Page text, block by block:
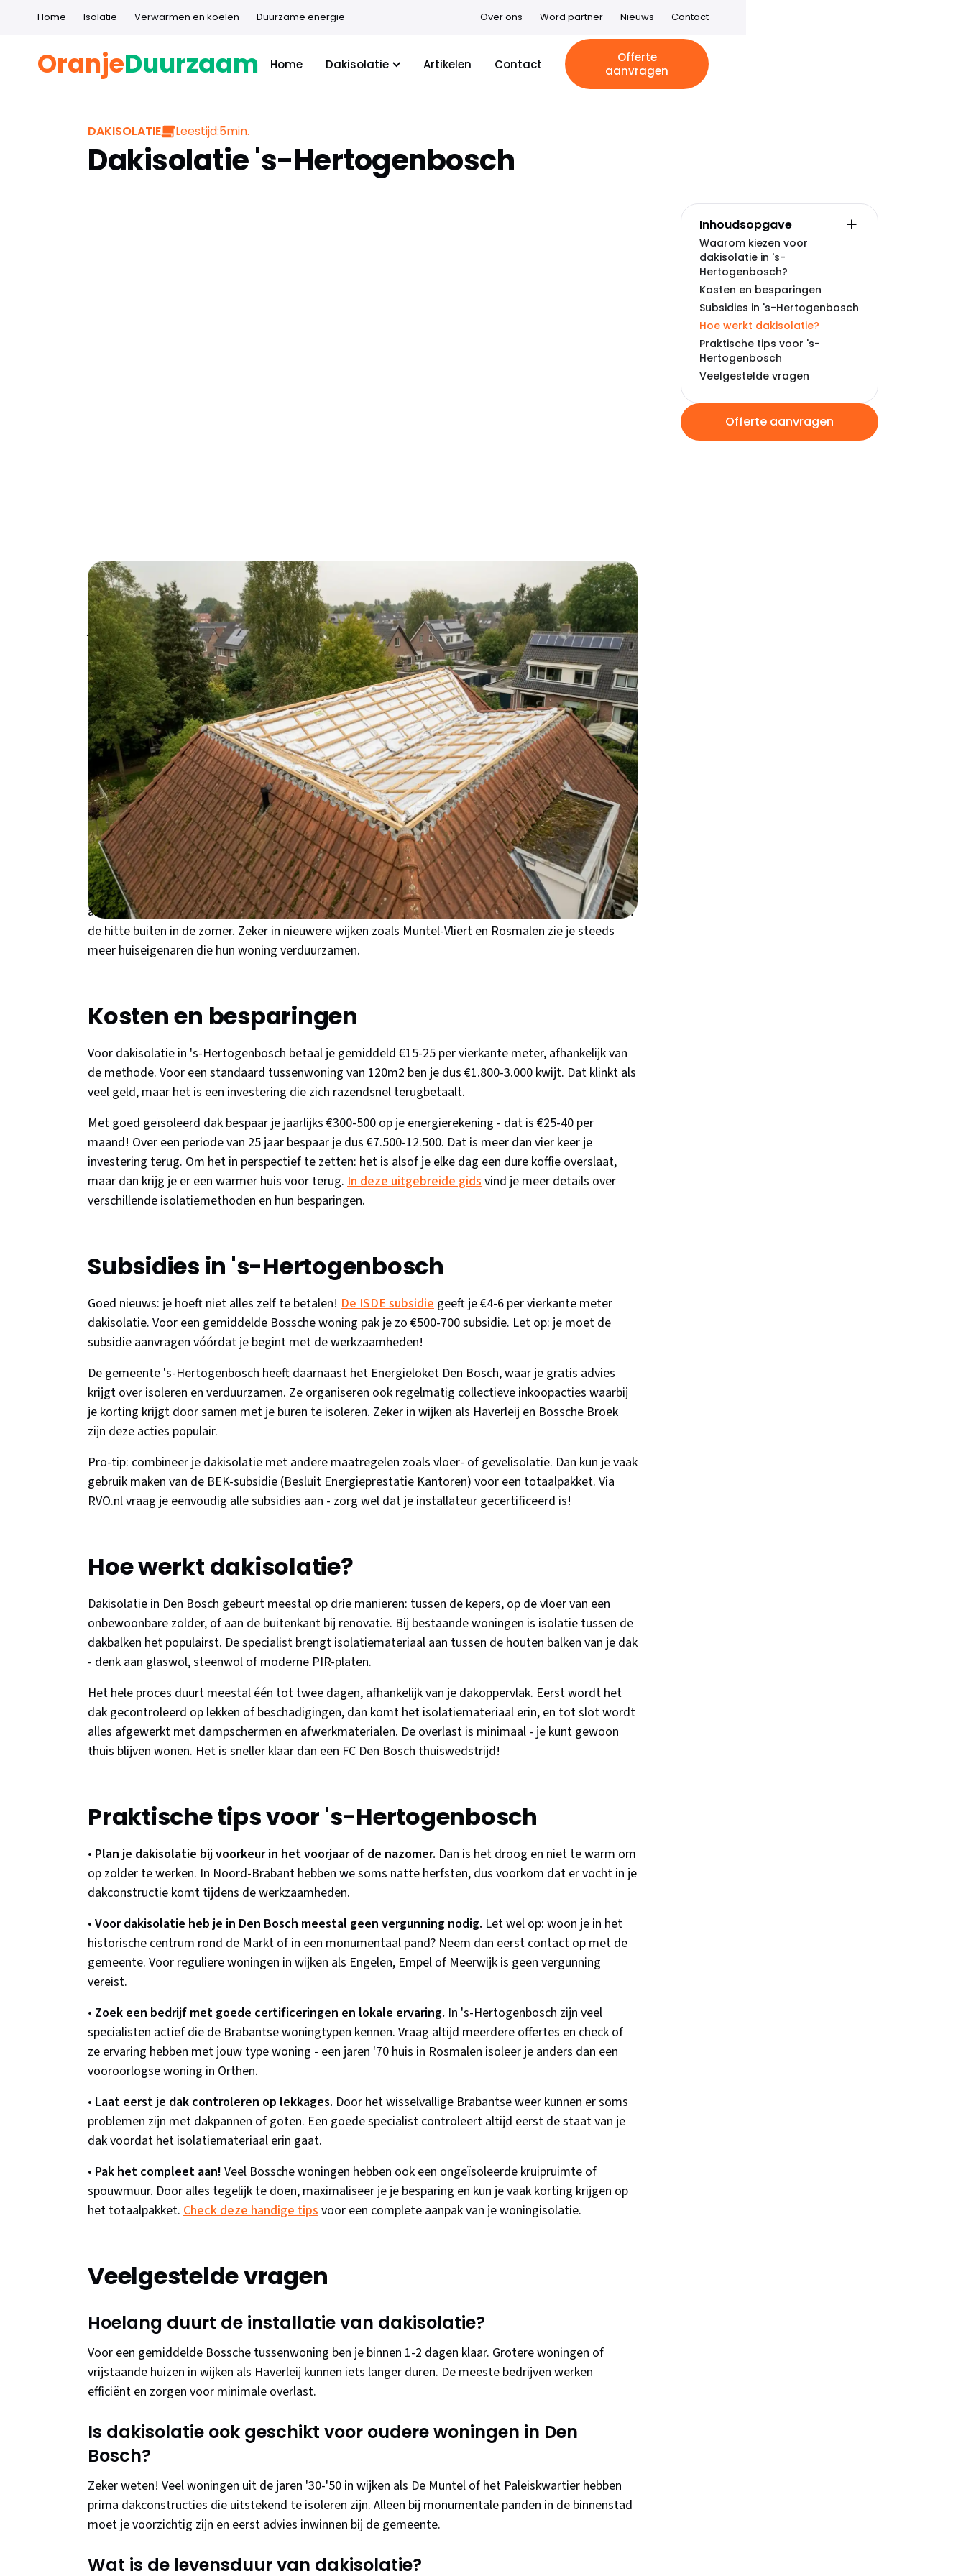
Home Isolatie Verwarmen en koelen Duurzame energie Over ons Word partner Nieuws Contact
OranjeDuurzaam Home Dakisolatie Artikelen Contact
Offerte
aanvragen
DAKISOLATIE Leestijd:5min.
Dakisolatie 's-Hertogenbosch
Woon je in 's-Hertogenbosch en merk je dat je energierekening de pan uitrijst? Dakisolatie kan je
jaarlijks €300-500 besparen op je energiekosten. In deze gids lees je alles over dakisolatie in Den
Bosch: van kosten en subsidies tot praktische tips voor jouw Brabantse woning.
Waarom kiezen voor dakisolatie in 's-
Hertogenbosch?
Woon je in een jaren '30 woning in De Muntel of een rijtjeshuis in Rosmalen? Dan verlies je
waarschijnlijk 25-30% van je warmte via het dak. Dat is zonde van je geld én slecht voor het milieu! In
Noord-Brabant hebben we weliswaar geen extreem koude winters, maar de vochtige periodes maken
dat je huis extra hard moet werken om warm te blijven. Veel woningen in wijken als Maaspoort, Orthen
en de Vliert zijn gebouwd in tijden dat energie nog goedkoop was - isolatie was toen geen prioriteit.
Het Bossche klimaat zorgt er bovendien voor dat je in de winter veel stookt, maar in de zomer ook
airco nodig hebt. Een goed geïsoleerd dak helpt bij beide: het houdt de warmte binnen in de winter en
de hitte buiten in de zomer. Zeker in nieuwere wijken zoals Muntel-Vliert en Rosmalen zie je steeds
meer huiseigenaren die hun woning verduurzamen.
Kosten en besparingen
Voor dakisolatie in 's-Hertogenbosch betaal je gemiddeld €15-25 per vierkante meter, afhankelijk van
de methode. Voor een standaard tussenwoning van 120m2 ben je dus €1.800-3.000 kwijt. Dat klinkt als
veel geld, maar het is een investering die zich razendsnel terugbetaalt.
Met goed geïsoleerd dak bespaar je jaarlijks €300-500 op je energierekening - dat is €25-40 per
maand! Over een periode van 25 jaar bespaar je dus €7.500-12.500. Dat is meer dan vier keer je
investering terug. Om het in perspectief te zetten: het is alsof je elke dag een dure koffie overslaat,
maar dan krijg je er een warmer huis voor terug. In deze uitgebreide gidsvind je meer details over
verschillende isolatiemethoden en hun besparingen.
Subsidies in 's-Hertogenbosch
Goed nieuws: je hoeft niet alles zelf te betalen! De ISDE subsidie geeft je €4-6 per vierkante meter
dakisolatie. Voor een gemiddelde Bossche woning pak je zo €500-700 subsidie. Let op: je moet de
subsidie aanvragen vóórdat je begint met de werkzaamheden!
De gemeente 's-Hertogenbosch heeft daarnaast het Energieloket Den Bosch, waar je gratis advies
krijgt over isoleren en verduurzamen. Ze organiseren ook regelmatig collectieve inkoopacties waarbij
je korting krijgt door samen met je buren te isoleren. Zeker in wijken als Haverleij en Bossche Broek
zijn deze acties populair.
Pro-tip: combineer je dakisolatie met andere maatregelen zoals vloer- of gevelisolatie. Dan kun je vaak
gebruik maken van de BEK-subsidie (Besluit Energieprestatie Kantoren) voor een totaalpakket. Via
RVO.nl vraag je eenvoudig alle subsidies aan - zorg wel dat je installateur gecertificeerd is!
Hoe werkt dakisolatie?
Dakisolatie in Den Bosch gebeurt meestal op drie manieren: tussen de kepers, op de vloer van een
onbewoonbare zolder, of aan de buitenkant bij renovatie. Bij bestaande woningen is isolatie tussen de
dakbalken het populairst. De specialist brengt isolatiemateriaal aan tussen de houten balken van je dak
- denk aan glaswol, steenwol of moderne PIR-platen.
Het hele proces duurt meestal één tot twee dagen, afhankelijk van je dakoppervlak. Eerst wordt het
dak gecontroleerd op lekken of beschadigingen, dan komt het isolatiemateriaal erin, en tot slot wordt
alles afgewerkt met dampschermen en afwerkmaterialen. De overlast is minimaal - je kunt gewoon
thuis blijven wonen. Het is sneller klaar dan een FC Den Bosch thuiswedstrijd!
Praktische tips voor 's-Hertogenbosch
• Plan je dakisolatie bij voorkeur in het voorjaar of de nazomer. Dan is het droog en niet te warm om
op zolder te werken. In Noord-Brabant hebben we soms natte herfsten, dus voorkom dat er vocht in je
dakconstructie komt tijdens de werkzaamheden.
• Voor dakisolatie heb je in Den Bosch meestal geen vergunning nodig. Let wel op: woon je in het
historische centrum rond de Markt of in een monumentaal pand? Neem dan eerst contact op met de
gemeente. Voor reguliere woningen in wijken als Engelen, Empel of Meerwijk is geen vergunning
vereist.
• Zoek een bedrijf met goede certificeringen en lokale ervaring. In 's-Hertogenbosch zijn veel
specialisten actief die de Brabantse woningtypen kennen. Vraag altijd meerdere offertes en check of
ze ervaring hebben met jouw type woning - een jaren '70 huis in Rosmalen isoleer je anders dan een
vooroorlogse woning in Orthen.
• Laat eerst je dak controleren op lekkages. Door het wisselvallige Brabantse weer kunnen er soms
problemen zijn met dakpannen of goten. Een goede specialist controleert altijd eerst de staat van je
dak voordat het isolatiemateriaal erin gaat.
• Pak het compleet aan! Veel Bossche woningen hebben ook een ongeïsoleerde kruipruimte of
spouwmuur. Door alles tegelijk te doen, maximaliseer je je besparing en kun je vaak korting krijgen op
het totaalpakket. Check deze handige tipsvoor een complete aanpak van je woningisolatie.
Veelgestelde vragen
Hoelang duurt de installatie van dakisolatie?
Voor een gemiddelde Bossche tussenwoning ben je binnen 1-2 dagen klaar. Grotere woningen of
vrijstaande huizen in wijken als Haverleij kunnen iets langer duren. De meeste bedrijven werken
efficiënt en zorgen voor minimale overlast.
Is dakisolatie ook geschikt voor oudere woningen in Den
Bosch?
Zeker weten! Veel woningen uit de jaren '30-'50 in wijken als De Muntel of het Paleiskwartier hebben
prima dakconstructies die uitstekend te isoleren zijn. Alleen bij monumentale panden in de binnenstad
moet je voorzichtig zijn en eerst advies inwinnen bij de gemeente.
Wat is de levensduur van dakisolatie?
Inhoudsopgave
Waarom kiezen voor
dakisolatie in 's-
Hertogenbosch?
Kosten en besparingen
Subsidies in 's-Hertogenbosch
Hoe werkt dakisolatie?
Praktische tips voor 's-
Hertogenbosch
Veelgestelde vragen
Offerte aanvragen